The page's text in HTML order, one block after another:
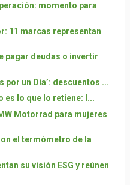
momento para
11 marcas representan
pagar deudas o invertir
por un Día’: descuentos ...
es lo que lo retiene: l...
Motorrad para mujeres
el termómetro de la
su visión ESG y reúnen